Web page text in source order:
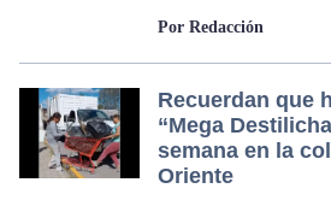
Por Redacción
Recuerdan que
“Mega
semana en la
Oriente